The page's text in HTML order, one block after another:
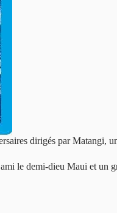
dirigés par Matangi,
le demi-dieu Maui et un